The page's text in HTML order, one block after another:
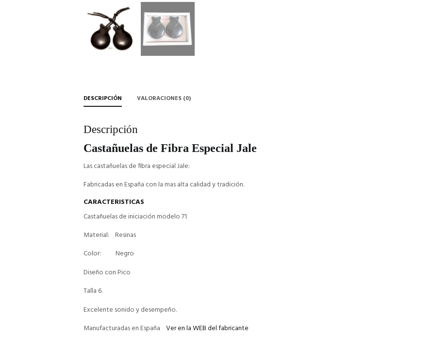
DESCRIPCIÓN VALORACIONES (0)
Descripción
Castañuelas de Fibra Especial Jale
Las castañuelas de fibra especial Jale:
Fabricadas en España con la mas alta calidad y tradición.
CARACTERISTICAS
Castañuelas de iniciación modelo 71
Material: Resinas
Color: Negro
Diseño con Pico
Talla 6.
Excelente sonido y desempeño.
Manufacturadas en España Ver en la WEB del fabricante